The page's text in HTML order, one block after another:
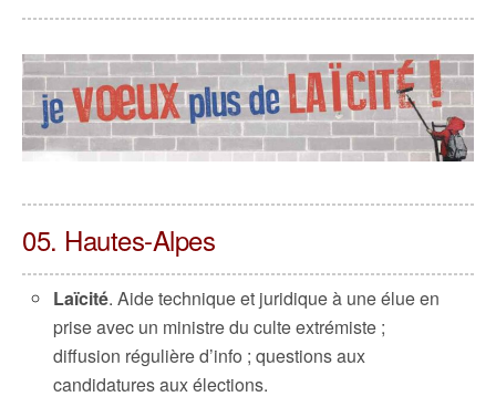
05. Hautes-Alpes
Laïcité. Aide technique et juridique à une élue en
prise avec un ministre du culte extrémiste ;
diffusion régulière d’info ; questions aux
candidatures aux élections.